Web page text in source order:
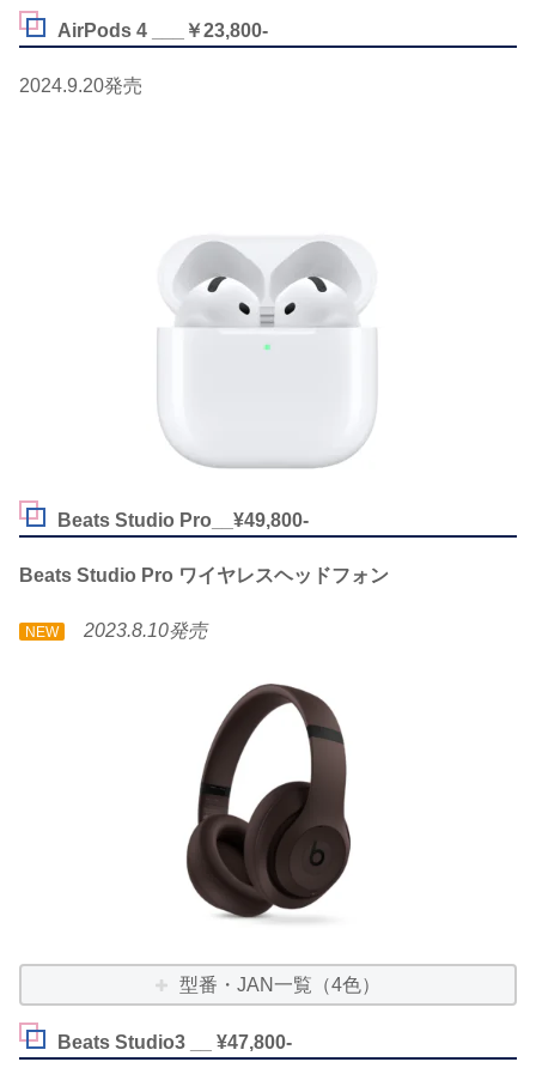
AirPods 4 ___￥23,800-
2024.9.20発売
Beats Studio Pro__¥49,800-
Beats Studio Pro ワイヤレスヘッドフォン
NEW 2023.8.10発売
型番・JAN一覧（4色）
Beats Studio3 __ ¥47,800-